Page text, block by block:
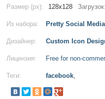
Размер (px): 128x128 Загрузок:
Из набора: Pretty Social
Дизайнер: Custom Icon
Лицензия: Free for non-
Теги: facebook,